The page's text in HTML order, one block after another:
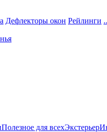
Дефлекторы окон Рейлинги
Полезное для всехЭкстерьер